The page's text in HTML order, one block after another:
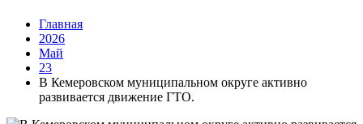
Главная
2026
Май
23
В Кемеровском муниципальном округе активно
развивается движение ГТО.